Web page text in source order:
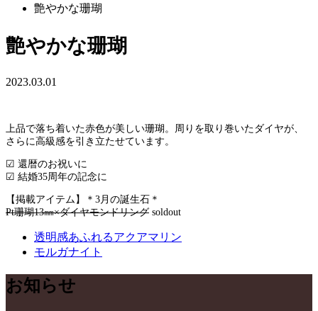
艶やかな珊瑚
艶やかな珊瑚
2023.03.01
上品で落ち着いた赤色が美しい珊瑚。周りを取り巻いたダイヤが、
さらに高級感を引き立たせています。
☑︎ 還暦のお祝いに
☑︎ 結婚35周年の記念に
【掲載アイテム】＊3月の誕生石＊
Pt珊瑚13㎜×ダイヤモンドリング soldout
透明感あふれるアクアマリン
モルガナイト
お知らせ